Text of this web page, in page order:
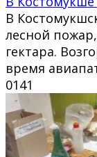
В
лесной
гектара.
время
0141